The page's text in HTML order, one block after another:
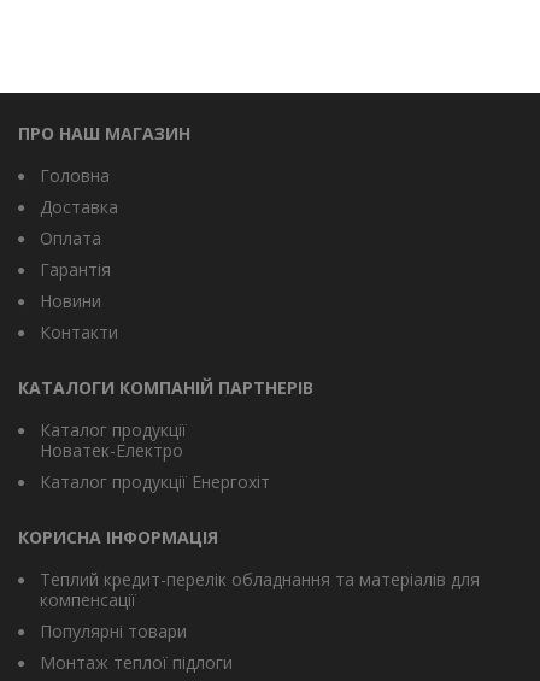
ПРО НАШ МАГАЗИН
Головна
Доставка
Оплата
Гарантія
Новини
Контакти
КАТАЛОГИ КОМПАНІЙ ПАРТНЕРІВ
Каталог продукції
Новатек-Електро
Каталог продукції Енергохіт
КОРИСНА ІНФОРМАЦІЯ
Теплий кредит-перелік обладнання та матеріалів для
компенсації
Популярні товари
Монтаж теплої підлоги